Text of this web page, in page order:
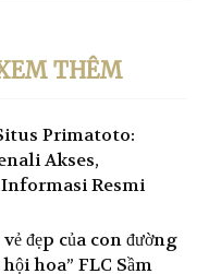
THÊM
Primatoto:
Akses,
Resmi
đẹp của con đường
hoa” FLC Sầm